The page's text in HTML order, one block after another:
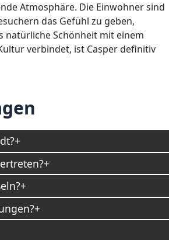
Atmosphäre. Die Einwohner sind
das Gefühl zu geben,
natürliche Schönheit mit einem
verbindet, ist Casper definitiv